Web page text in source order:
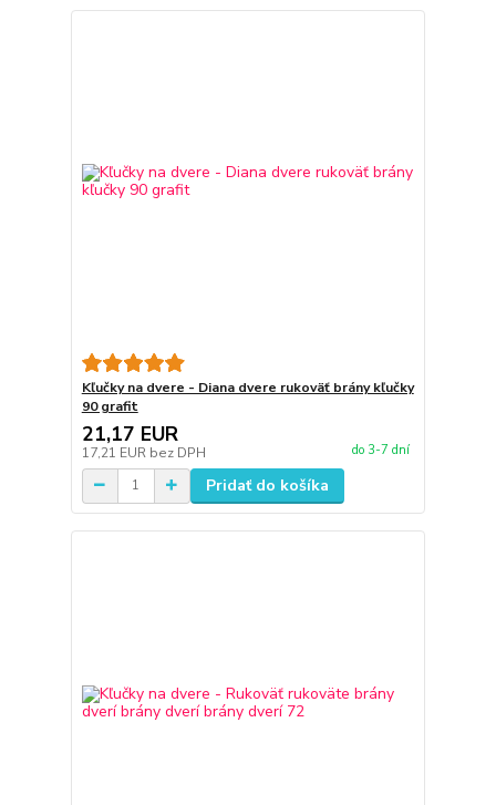
Kľučky na dvere - Diana dvere rukoväť brány kľučky
90 grafit
21,17 EUR
17,21 EUR bez DPH do 3-7 dní
Pridať do košíka